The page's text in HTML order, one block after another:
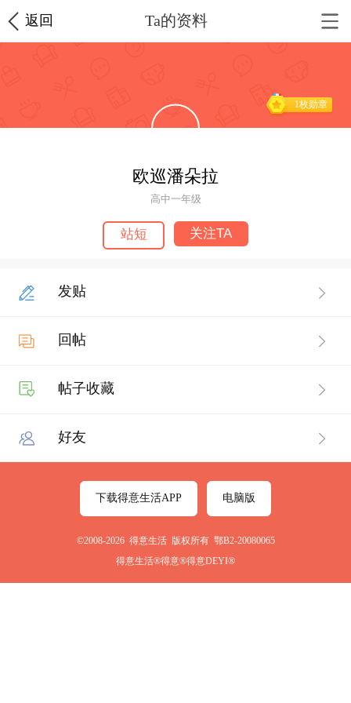
返回 Ta的资料
1枚勋章
欧巡潘朵拉
高中一年级
站短 关注TA
发贴
回帖
帖子收藏
好友
下载得意生活APP 电脑版
©2008-2026 得意生活 版权所有 鄂B2-20080065
得意生活®得意®得意DEYI®